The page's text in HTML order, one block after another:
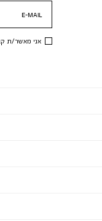
E-MAIL
אני מאשר/ת